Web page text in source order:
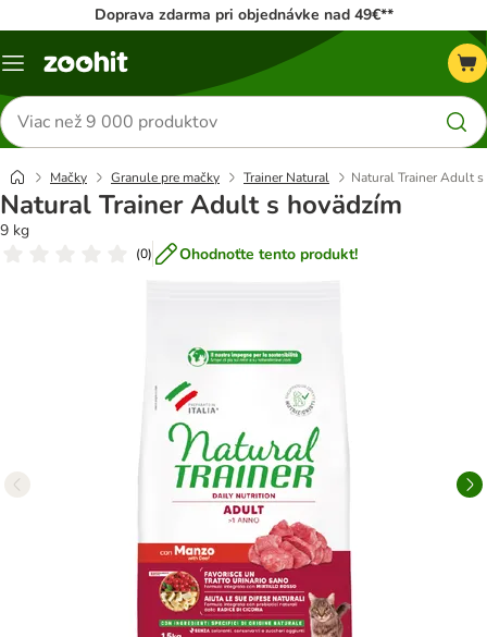
Doprava zdarma pri objednávke nad 49€**
Kategórie
Hľadať
produkty
Mačky Granule pre mačky Trainer Natural Natural Trainer Adult
Natural Trainer Adult s hovädzím
9 kg
(0) Ohodnoťte tento produkt!